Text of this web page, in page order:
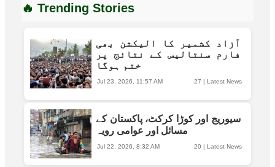
🔥 Trending Stories
آزاد کشمیر کا الیکشن بھی
فارم سنتالیس کے نتائج پر
ختم ہوگا
27 | Latest News
Jul 23, 2026, 11:57 AM
سیوریج اور کوڑا کرکٹ، پاکستان کے
مسائل اور عوامی رویہ
20 | Latest News
Jul 22, 2026, 8:32 AM